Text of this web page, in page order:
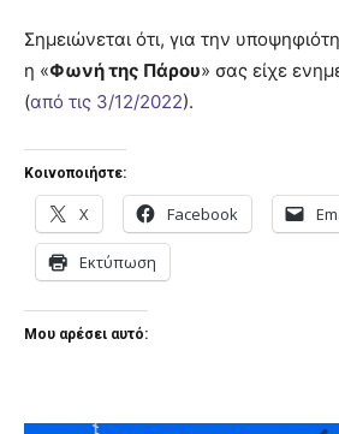
Σημειώνεται ότι, για την
η «Φωνή της Πάρου» σας είχε
(από τις 3/12/2022).
Κοινοποιήστε:
X Facebook
Εκτύπωση
Μου αρέσει αυτό: